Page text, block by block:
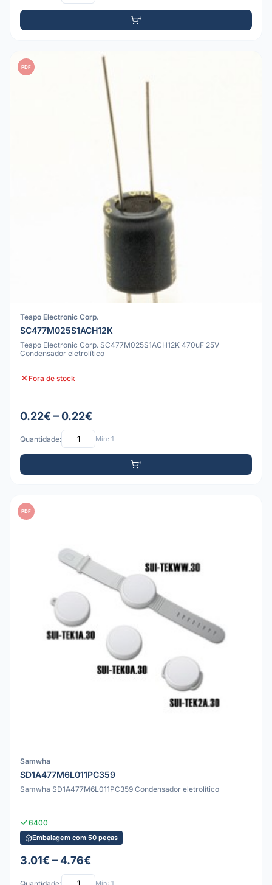
PDF
Teapo Electronic Corp.
SC477M025S1ACH12K
Teapo Electronic Corp. SC477M025S1ACH12K 470uF 25V
Condensador eletrolítico
Fora de stock
0.22€ – 0.22€
Quantidade: Mín: 1
PDF
Samwha
SD1A477M6L011PC359
Samwha SD1A477M6L011PC359 Condensador eletrolítico
6400
Embalagem com 50 peças
3.01€ – 4.76€
Mín: 1